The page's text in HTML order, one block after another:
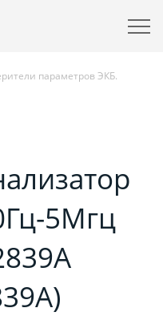
параметров ЭКБ.
5Мгц